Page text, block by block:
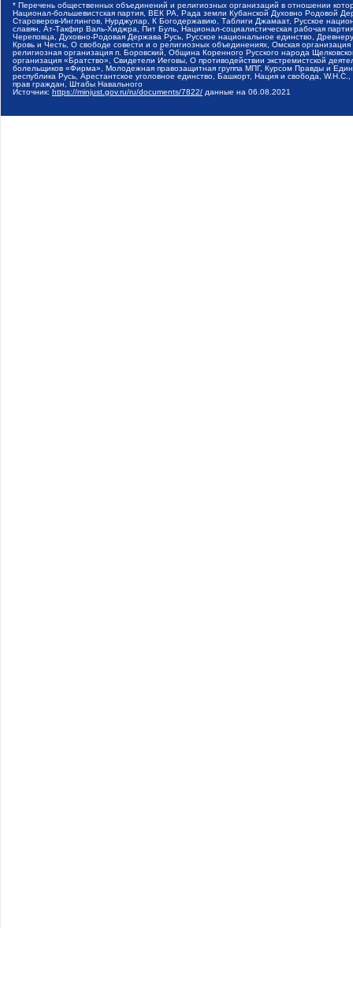
* Перечень общественных объединений и религиозных организаций в отношении
Национал-большевистская партия, ВЕК РА, Рада земли Кубанской Духовно Родовой
Староверов-Инглингов, Нурджулар, К Богодержавию, Таблиги Джамаат, Русское
славян, Ат-Такфир Валь-Хиджра, Пит Буль, Национал-социалистическая рабочая
Череповца, Духовно-Родовая Держава Русь, Русское национальное единство,
Кровь и Честь, О свободе совести и о религиозных объединениях, Омская
религиозная организация п. Боровский, Община Коренного Русского народа
организация «Братство», Свидетели Иеговы, О противодействии экстремистской
болельщиков «Фирма», Молодежная правозащитная группа МПГ, Курсом Правды и
республика Русь, Арестантское уголовное единство, Башкорт, Нация и свобода,
прав граждан, Штабы Навального
Источник: https://minjust.gov.ru/ru/documents/7822/ данные на 06.08.2021